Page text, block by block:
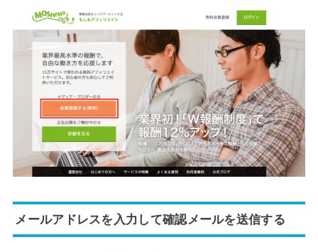
メールアドレスを入力して確認メールを送信する